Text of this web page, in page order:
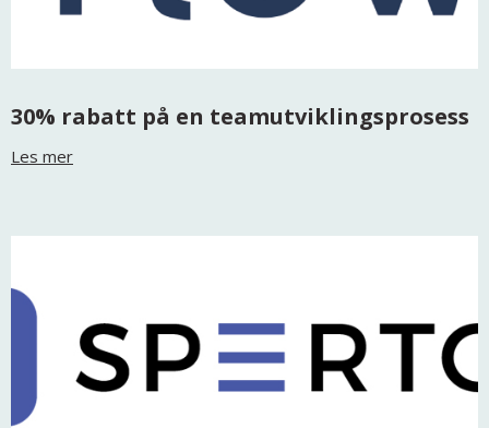
30% rabatt på en teamutviklingsprosess
Les mer